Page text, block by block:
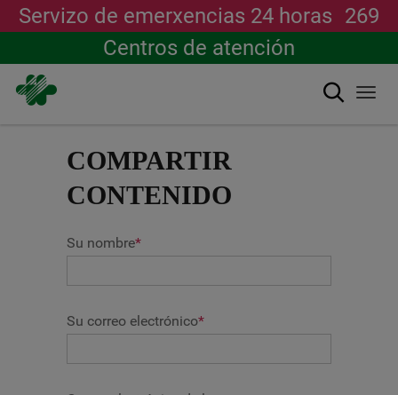
Servizo de emerxencias 24 horas 269
Centros de atención
Buscar
COMPARTIR
CONTENIDO
Su nombre*
Su correo electrónico*